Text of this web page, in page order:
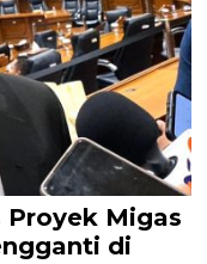
Proyek Migas
di